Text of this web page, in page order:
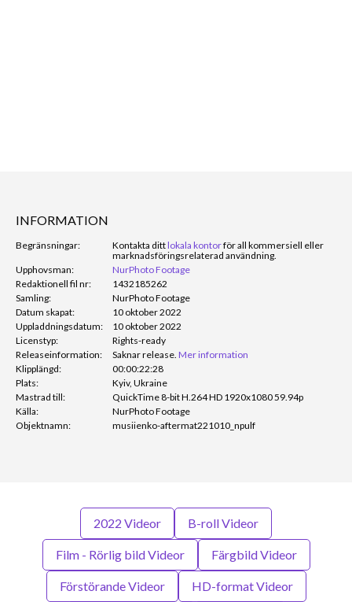
INFORMATION
Begränsningar: Kontakta dittlokala kontorför all kommersiell eller
marknadsföringsrelaterad användning.
Upphovsman:
NurPhoto Footage
Redaktionell fil nr:
1432185262
Samling:
NurPhoto Footage
Datum skapat:
10 oktober 2022
Uppladdningsdatum:
10 oktober 2022
Licenstyp:
Rights-ready
Releaseinformation:
Saknar release. Mer information
Klipplängd:
00:00:22:28
Plats:
Kyiv, Ukraine
Mastrad till:
QuickTime 8-bit H.264 HD 1920x1080 59.94p
Källa:
NurPhoto Footage
Objektnamn:
musiienko-aftermat221010_npulf
2022 Videor B-roll Videor
Film - Rörlig bild Videor Färgbild Videor
Förstörande Videor HD-format Videor